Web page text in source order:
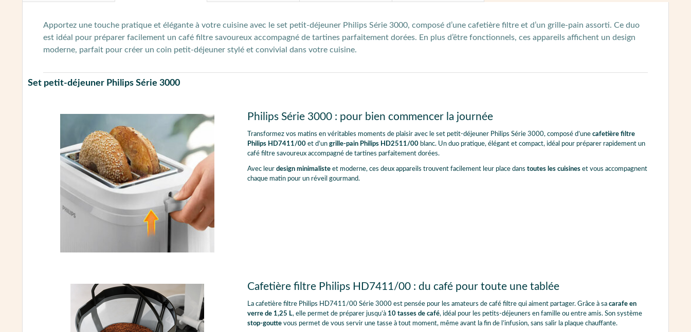
Apportez une touche pratique et élégante à votre cuisine avec le set petit-déjeuner Philips Série 3000, composé d’une cafetière filtre et d’un grille-pain assorti. Ce duo
est idéal pour préparer facilement un café filtre savoureux accompagné de tartines parfaitement dorées. En plus d’être fonctionnels, ces appareils affichent un design
moderne, parfait pour créer un coin petit-déjeuner stylé et convivial dans votre cuisine.
Set petit-déjeuner Philips Série 3000
Philips Série 3000 : pour bien commencer la journée
Transformez vos matins en véritables moments de plaisir avec le set petit-déjeuner Philips Série 3000, composé d’unecafetière filtre
Philips HD7411/00 et d’un grille-pain Philips HD2511/00blanc. Un duo pratique, élégant et compact, idéal pour préparer rapidement un
café filtre savoureux accompagné de tartines parfaitement dorées.
Avec leur design minimaliste et moderne, ces deux appareils trouvent facilement leur place dans toutes les cuisines et vous accompagnent
chaque matin pour un réveil gourmand.
Cafetière filtre Philips HD7411/00 : du café pour toute une tablée
La cafetière filtre Philips HD7411/00 Série 3000 est pensée pour les amateurs de café filtre qui aiment partager. Grâce à sa carafe en
verre de 1,25 L, elle permet de préparer jusqu’à 10 tasses de café, idéal pour les petits-déjeuners en famille ou entre amis. Son système
stop-goutte vous permet de vous servir une tasse à tout moment, même avant la fin de l’infusion, sans salir la plaque chauffante.